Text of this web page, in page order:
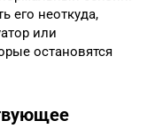
его неоткуда,
или
остановятся